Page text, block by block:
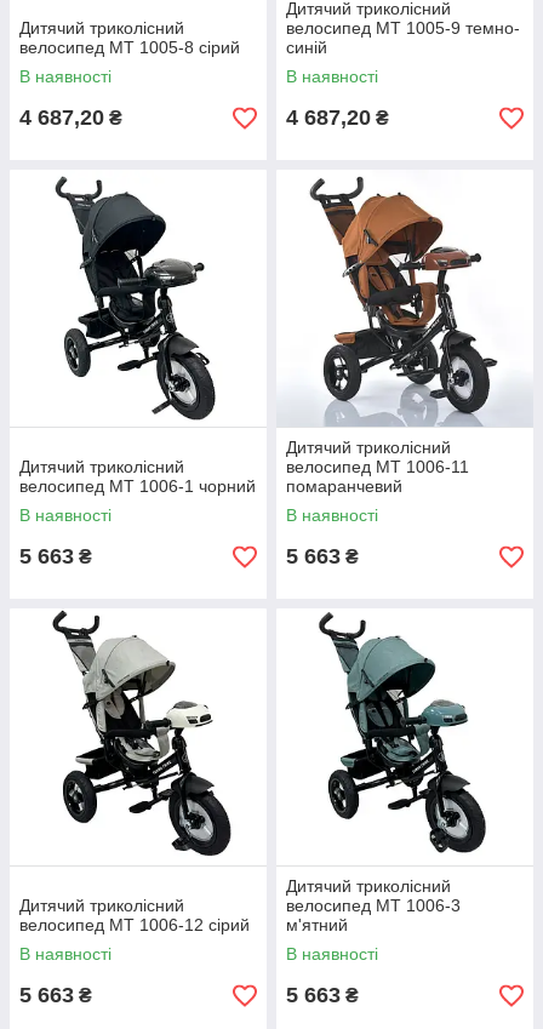
Дитячий триколісний
велосипед MT 1005-8 сірий
В наявності
4 687,20 ₴
Дитячий триколісний
велосипед MT 1005-9 темно-
синій
В наявності
4 687,20 ₴
Дитячий триколісний
велосипед MT 1006-1 чорний
В наявності
5 663 ₴
Дитячий триколісний
велосипед MT 1006-11
помаранчевий
В наявності
5 663 ₴
Дитячий триколісний
велосипед MT 1006-12 сірий
В наявності
5 663 ₴
Дитячий триколісний
велосипед MT 1006-3
м'ятний
В наявності
5 663 ₴